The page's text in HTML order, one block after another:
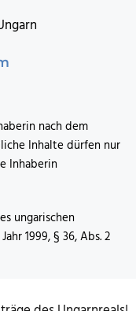
nach dem
Inhalte dürfen nur
Inhaberin
ungarischen
1999, § 36, Abs. 2